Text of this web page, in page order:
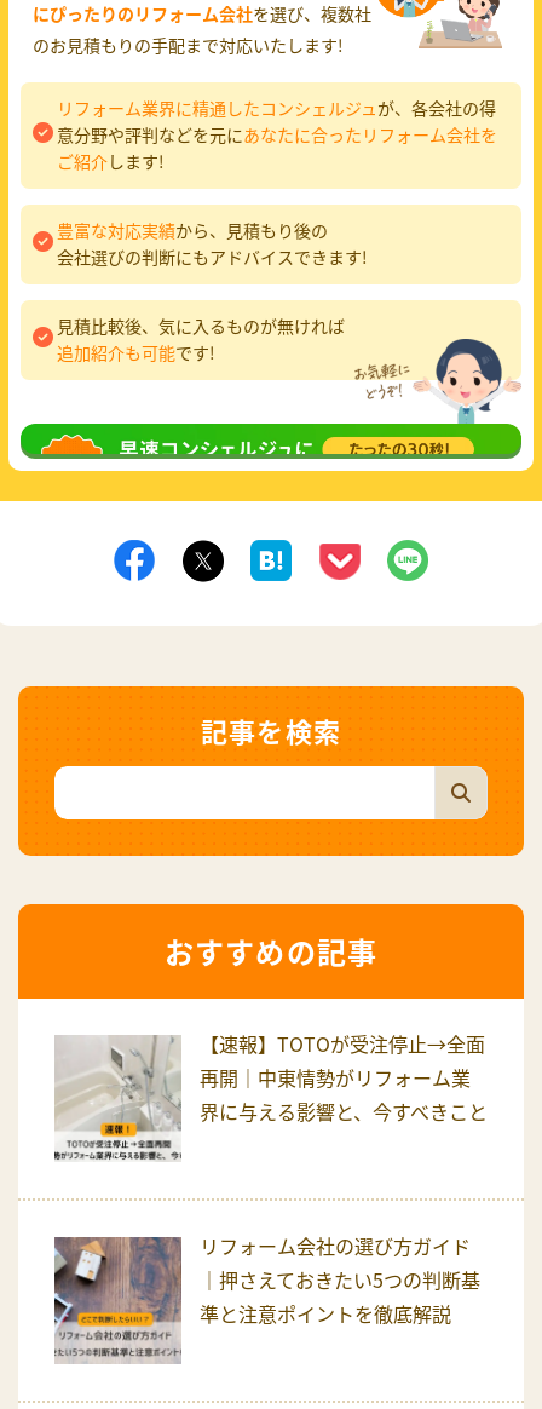
にぴったりのリフォーム会社を選び、複数社
のお見積もりの手配まで対応いたします!
リフォーム業界に精通したコンシェルジュが、各会社の得
意分野や評判などを元にあなたに合ったリフォーム会社を
ご紹介します!
豊富な対応実績から、見積もり後の
会社選びの判断にもアドバイスできます!
見積比較後、気に入るものが無ければ
追加紹介も可能です!
無料相談してみる
記事を検索
おすすめの記事
【速報】TOTOが受注停止→全面
再開｜中東情勢がリフォーム業
界に与える影響と、今すべきこと
リフォーム会社の選び方ガイド
｜押さえておきたい5つの判断基
準と注意ポイントを徹底解説